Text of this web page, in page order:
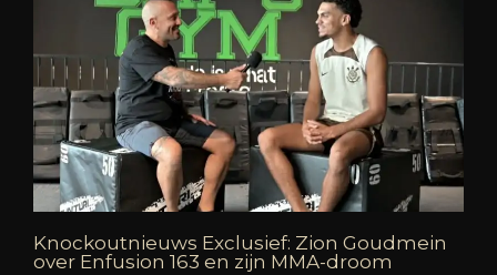
Knockoutnieuws Exclusief: Zion Goudmein
over Enfusion 163 en zijn MMA-droom